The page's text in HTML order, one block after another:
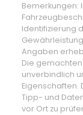
Bemerkungen:
Identifizierung
Angaben
Die
unverbindlich
Eigenschaften.
Tipp- und
vor Ort zu